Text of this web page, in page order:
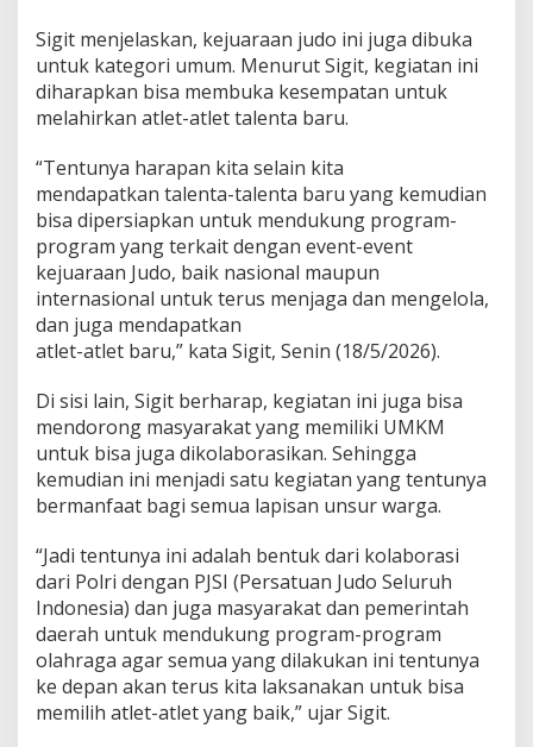
Sigit menjelaskan, kejuaraan judo ini juga dibuka
untuk kategori umum. Menurut Sigit, kegiatan ini
diharapkan bisa membuka kesempatan untuk
melahirkan atlet-atlet talenta baru.
“Tentunya harapan kita selain kita
mendapatkan talenta-talenta baru yang kemudian
bisa dipersiapkan untuk mendukung program-
program yang terkait dengan event-event
kejuaraan Judo, baik nasional maupun
internasional untuk terus menjaga dan mengelola,
dan juga mendapatkan
atlet-atlet baru,” kata Sigit, Senin (18/5/2026).
Di sisi lain, Sigit berharap, kegiatan ini juga bisa
mendorong masyarakat yang memiliki UMKM
untuk bisa juga dikolaborasikan. Sehingga
kemudian ini menjadi satu kegiatan yang tentunya
bermanfaat bagi semua lapisan unsur warga.
“Jadi tentunya ini adalah bentuk dari kolaborasi
dari Polri dengan PJSI (Persatuan Judo Seluruh
Indonesia) dan juga masyarakat dan pemerintah
daerah untuk mendukung program-program
olahraga agar semua yang dilakukan ini tentunya
ke depan akan terus kita laksanakan untuk bisa
memilih atlet-atlet yang baik,” ujar Sigit.